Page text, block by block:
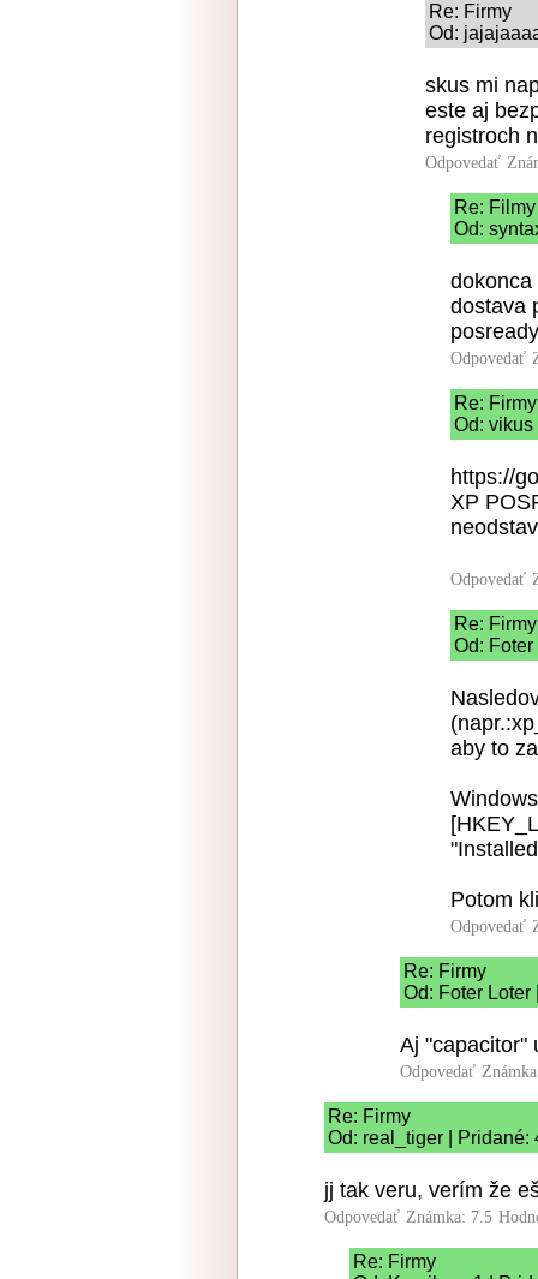
Re: Firmy
Od:
skus mi
este aj
registroch
Odpovedať
Re: Filmy
Od:
dokonca
dostava
Odpovedať
Re: Firmy
Od: vikus
https://
XP
Odpovedať
Re: Firmy
Od:
aby to
Potom
Odpovedať
Re: Firmy
Od: Foter Loter
Aj "capacitor"
Odpovedať
Re: Firmy
Od: real_tiger | Pridané:
jj tak veru, verím že
Odpovedať Známka: 7.5
Re: Firmy